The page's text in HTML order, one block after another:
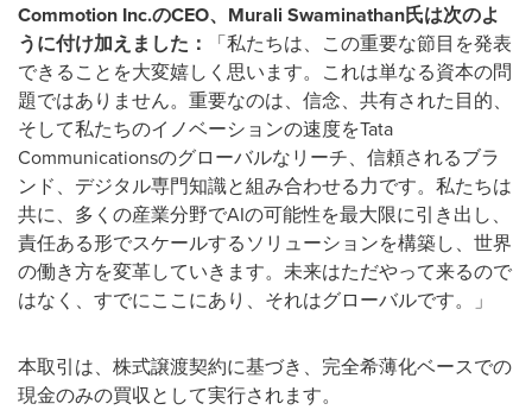
Commotion Inc.のCEO、Murali Swaminathan氏は次のよ
うに付け加えました：
「私たちは、この重要な節目を発表
できることを大変嬉しく思います。これは単なる資本の問
題ではありません。重要なのは、信念、共有された目的、
そして私たちのイノベーションの速度をTata
Communicationsのグローバルなリーチ、信頼されるブラ
ンド、デジタル専門知識と組み合わせる力です。私たちは
共に、多くの産業分野でAIの可能性を最大限に引き出し、
責任ある形でスケールするソリューションを構築し、世界
の働き方を変革していきます。未来はただやって来るので
はなく、すでにここにあり、それはグローバルです。」
本取引は、株式譲渡契約に基づき、完全希薄化ベースでの
現金のみの買収として実行されます。